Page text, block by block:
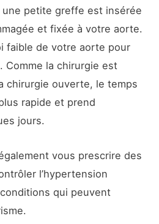
petite greffe est insérée
et fixée à votre aorte.
faible de votre aorte pour
Comme la chirurgie est
chirurgie ouverte, le temps
rapide et prend
jours.
vous prescrire des
l’hypertension
qui peuvent